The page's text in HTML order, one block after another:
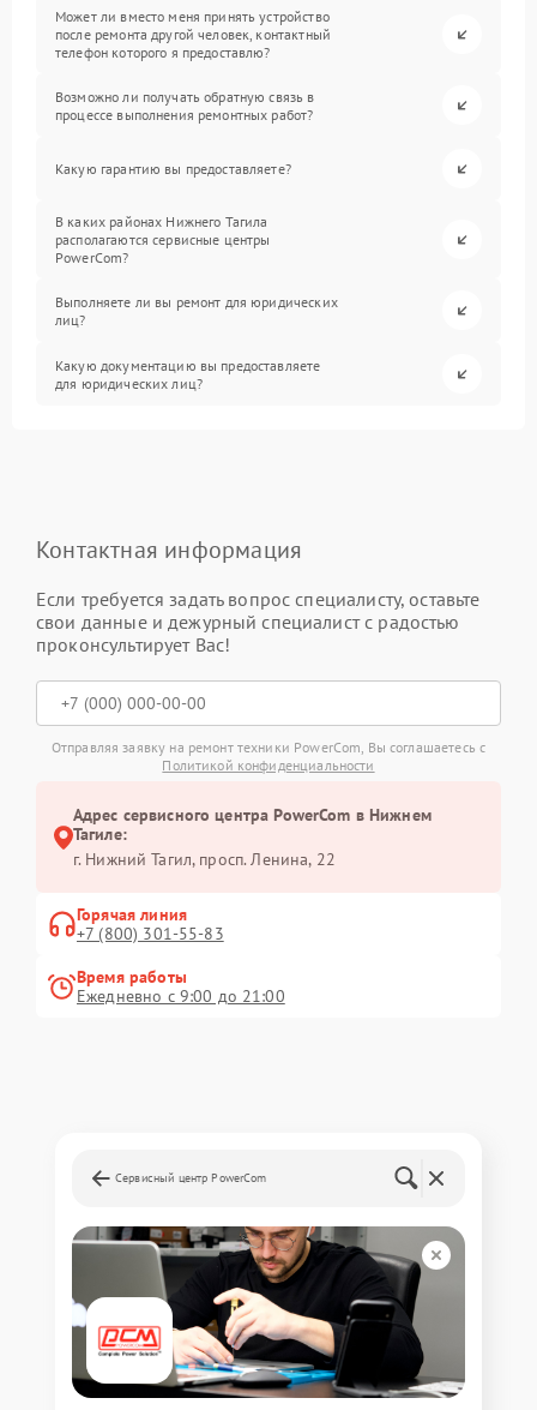
Может ли вместо меня принять устройство
после ремонта другой человек, контактный
телефон которого я предоставлю?
Возможно ли получать обратную связь в
процессе выполнения ремонтных работ?
Какую гарантию вы предоставляете?
В каких районах Нижнего Тагила
располагаются сервисные центры
PowerCom?
Выполняете ли вы ремонт для юридических
лиц?
Какую документацию вы предоставляете
для юридических лиц?
Контактная информация
Если требуется задать вопрос специалисту, оставьте
свои данные и дежурный специалист с радостью
проконсультирует Вас!
Отправляя заявку на ремонт техники PowerCom, Вы соглашаетесь с
Политикой конфиденциальности
Адрес сервисного центра PowerCom в Нижнем
Тагиле:
г. Нижний Тагил, просп. Ленина, 22
Горячая линия
+7 (800) 301-55-83
Время работы
Ежедневно с 9:00 до 21:00
Сервисный центр PowerCom